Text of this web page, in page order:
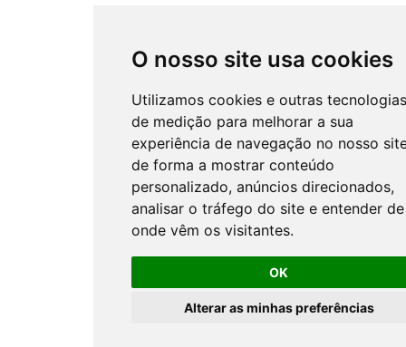
O nosso site usa cookies
Utilizamos cookies e outras tecnologias
de medição para melhorar a sua
experiência de navegação no nosso
de forma a mostrar conteúdo
personalizado, anúncios direcionados,
analisar o tráfego do site e entender de
onde vêm os visitantes.
OK
Alterar as minhas preferências